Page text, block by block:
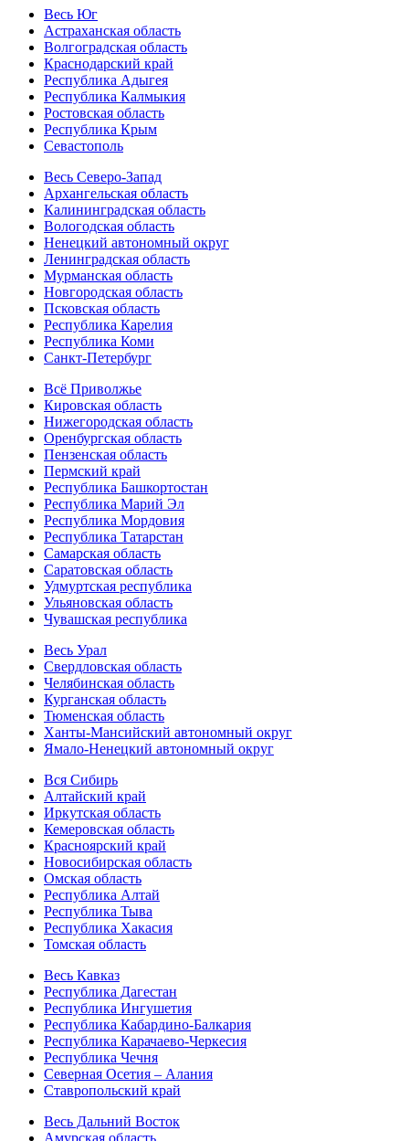
Весь Юг
Астраханская область
Волгоградская область
Краснодарский край
Республика Адыгея
Республика Калмыкия
Ростовская область
Республика Крым
Севастополь
Весь Северо-Запад
Архангельская область
Калининградская область
Вологодская область
Ненецкий автономный округ
Ленинградская область
Мурманская область
Новгородская область
Псковская область
Республика Карелия
Республика Коми
Санкт-Петербург
Всё Приволжье
Кировская область
Нижегородская область
Оренбургская область
Пензенская область
Пермский край
Республика Башкортостан
Республика Марий Эл
Республика Мордовия
Республика Татарстан
Самарская область
Саратовская область
Удмуртская республика
Ульяновская область
Чувашская республика
Весь Урал
Свердловская область
Челябинская область
Курганская область
Тюменская область
Ханты-Мансийский автономный округ
Ямало-Ненецкий автономный округ
Вся Сибирь
Алтайский край
Иркутская область
Кемеровская область
Красноярский край
Новосибирская область
Омская область
Республика Алтай
Республика Тыва
Республика Хакасия
Томская область
Весь Кавказ
Республика Дагестан
Республика Ингушетия
Республика Кабардино-Балкария
Республика Карачаево-Черкесия
Республика Чечня
Северная Осетия – Алания
Ставропольский край
Весь Дальний Восток
Амурская область